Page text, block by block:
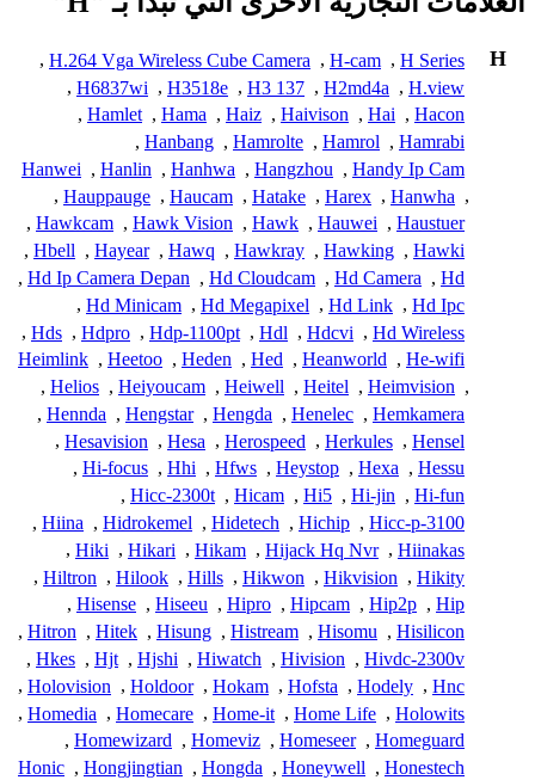
H
H Series
,
H-cam
,
H.264 Vga Wireless Cube Camera
,
H.view
,
H2md4a
,
H3 137
,
H3518e
,
H6837wi
,
Hacon
,
Hai
,
Haivison
,
Haiz
,
Hama
,
Hamlet
,
Hamrabi
,
Hamrol
,
Hamrolte
,
Hanbang
,
Handy Ip Cam
,
Hangzhou
,
Hanhwa
,
Hanlin
,
Hanwei
,
Hanwha
,
Harex
,
Hatake
,
Haucam
,
Hauppauge
,
Haustuer
,
Hauwei
,
Hawk
,
Hawk Vision
,
Hawkcam
,
Hawki
,
Hawking
,
Hawkray
,
Hawq
,
Hayear
,
Hbell
,
Hd
,
Hd Camera
,
Hd Cloudcam
,
Hd Ip Camera Depan
,
Hd Ipc
,
Hd Link
,
Hd Megapixel
,
Hd Minicam
,
Hd Wireless
,
Hdcvi
,
Hdl
,
Hdp-1100pt
,
Hdpro
,
Hds
,
He-wifi
,
Heanworld
,
Hed
,
Heden
,
Heetoo
,
Heimlink
,
Heimvision
,
Heitel
,
Heiwell
,
Heiyoucam
,
Helios
,
Hemkamera
,
Henelec
,
Hengda
,
Hengstar
,
Hennda
,
Hensel
,
Herkules
,
Herospeed
,
Hesa
,
Hesavision
,
Hessu
,
Hexa
,
Heystop
,
Hfws
,
Hhi
,
Hi-focus
,
Hi-fun
,
Hi-jin
,
Hi5
,
Hicam
,
Hicc-2300t
,
Hicc-p-3100
,
Hichip
,
Hidetech
,
Hidrokemel
,
Hiina
,
Hiinakas
,
Hijack Hq Nvr
,
Hikam
,
Hikari
,
Hiki
,
Hikity
,
Hikvision
,
Hikwon
,
Hills
,
Hilook
,
Hiltron
,
Hip
,
Hip2p
,
Hipcam
,
Hipro
,
Hiseeu
,
Hisense
,
Hisilicon
,
Hisomu
,
Histream
,
Hisung
,
Hitek
,
Hitron
,
Hivdc-2300v
,
Hivision
,
Hiwatch
,
Hjshi
,
Hjt
,
Hkes
,
Hnc
,
Hodely
,
Hofsta
,
Hokam
,
Holdoor
,
Holovision
,
Holowits
,
Home Life
,
Home-it
,
Homecare
,
Homedia
,
Homeguard
,
Homeseer
,
Homeviz
,
Homewizard
,
Honestech
,
Honeywell
,
Hongda
,
Hongjingtian
,
Honic